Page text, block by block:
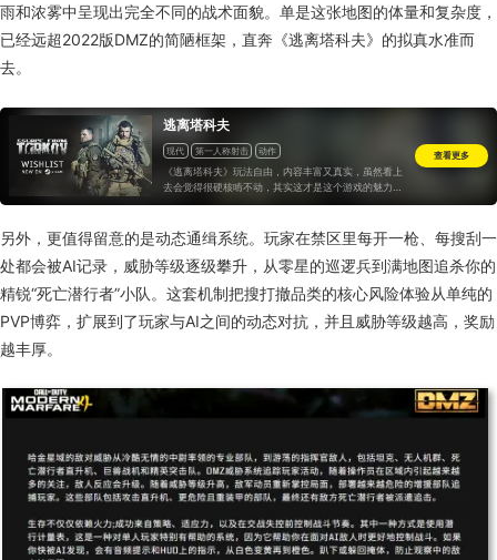
雨和浓雾中呈现出完全不同的战术面貌。单是这张地图的体量和复杂度，
已经远超2022版DMZ的简陋框架，直奔《逃离塔科夫》的拟真水准而
去。
逃离塔科夫
现代 第一人称射击 动作
《逃离塔科夫》玩法自由，内容丰富又真实，虽然看上
去会觉得很硬核啃不动，其实这才是这个游戏的魅力所
在，适合那些愿意花时间去研究去探索的玩家。与其说
合适。
查看更多
另外 ， 更值得留意的是动态通缉系统。玩家在禁区里每开一枪、每搜刮一
处都会被AI记录，威胁等级逐级攀升，从零星的巡逻兵到满地图追杀你的
精锐“死亡潜行者”小队。这套机制把搜打撤品类的核心风险体验从单纯的
PVP博弈，扩展到了玩家与AI之间的动态对抗 ，并且 威胁等级越高，奖励
越丰厚。